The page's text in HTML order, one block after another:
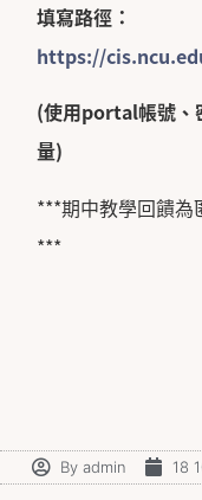
填寫路徑：
https://
(使用portal帳號、
量)
***期中教學回饋為
***
By admin 18